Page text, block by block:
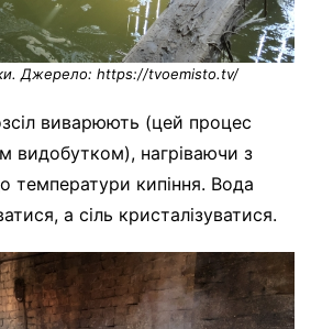
Джерело: https://tvoemisto.tv/
виварюють (цей процес
видобутком), нагріваючи з
кипіння. Вода
а сіль кристалізуватися.